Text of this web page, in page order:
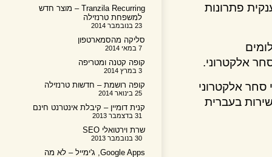
פתרונות
אלקטרוני.
אלקטרוני
בעברית
Tranzila Recurring – מוצר חדש
למשפחת טרנזילה
סליקה מהסמארטפון
קופה קטנה ומטריפה
קופה רושמת – חדשות טרנזילה
קנית דומיין – קיבלת אינטרנט חינם
שרת וירטואלי SEO
Google Apps, ג'ימייל – לא מה